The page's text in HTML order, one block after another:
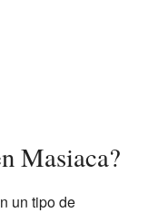
Masiaca?
un tipo de